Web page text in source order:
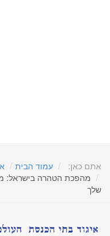
אתם כאן: עמוד הבית
מהפכת הטהרה בישראל:
שלך